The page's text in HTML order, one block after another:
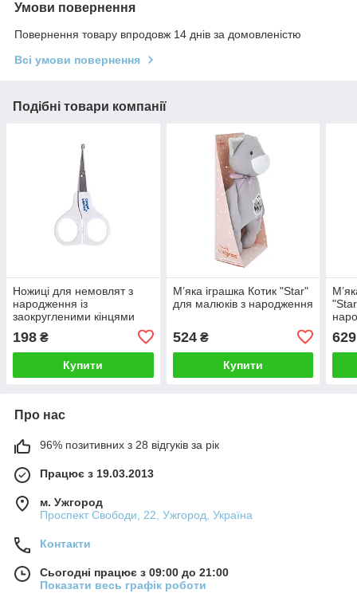
Умови повернення
Повернення товару впродовж 14 днів за домовленістю
Всі умови повернення
Подібні товари компанії
Ножицi для немовлят з
народження із
заокругленими кінцями
198 ₴
Купити
М’яка іграшка Котик "Star"
для малюків з народження
524₴
Купити
629
Про нас
96% позитивних з 28 відгуків за рік
Працює з 19.03.2013
м. Ужгород
Проспект Свободи, 22, Ужгород, Україна
Контакти
Сьогодні працює з 09:00 до 21:00
Показати весь графік роботи